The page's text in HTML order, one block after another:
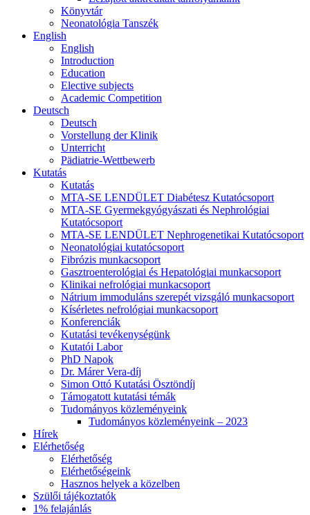
Könyvtár
Neonatológia Tanszék
English
English
Introduction
Education
Elective subjects
Academic Competition
Deutsch
Deutsch
Vorstellung der Klinik
Unterricht
Pädiatrie-Wettbewerb
Kutatás
Kutatás
MTA-SE LENDÜLET Diabétesz Kutatócsoport
MTA-SE Gyermekgyógyászati és Nephrológiai
Kutatócsoport
MTA-SE LENDÜLET Nephrogenetikai Kutatócsoport
Neonatológiai kutatócsoport
Fibrózis munkacsoport
Gasztroenterológiai és Hepatológiai munkacsoport
Klinikai nefrológiai munkacsoport
Nátrium immoduláns szerepét vizsgáló munkacsoport
Kísérletes nefrológiai munkacsoport
Konferenciák
Kutatási tevékenységünk
Kutatói Labor
PhD Napok
Dr. Márer Vera-díj
Simon Ottó Kutatási Ösztöndíj
Támogatott kutatási témák
Tudományos közleményeink
Tudományos közleményeink – 2023
Hírek
Elérhetőség
Elérhetőség
Elérhetőségeink
Hasznos helyek a közelben
Szülői tájékoztatók
1% felajánlás